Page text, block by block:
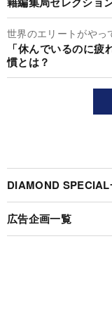
世界のエリートがや
「休んでいるのに
慣とは？
DIAMOND SPECIAL
広告企画一覧